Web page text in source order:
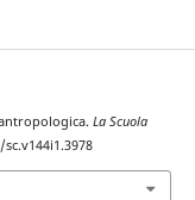
La Scuola